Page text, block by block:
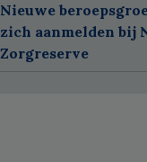
Nieuwe
zich aanmelden bij
Zorgreserve